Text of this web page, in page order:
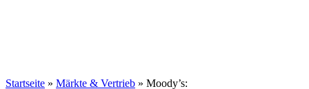
Startseite » Märkte & Vertrieb » Moody’s: